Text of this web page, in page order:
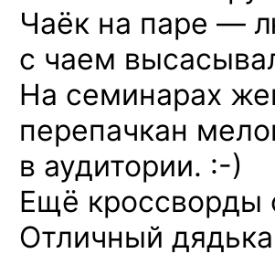
Чаёк на паре —
с чаем
На семинарах
перепачкан
в аудитории. :-)
Ещё кроссворды
Отличный